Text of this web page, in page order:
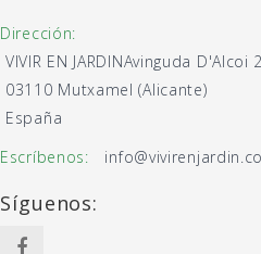
Dirección:
VIVIR EN JARDINAvinguda D'Alcoi
03110 Mutxamel (Alicante)
España
Escríbenos:
Síguenos: